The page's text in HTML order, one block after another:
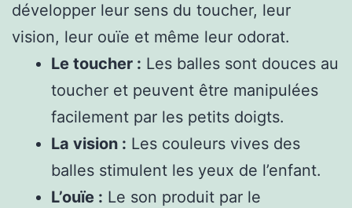
développer leur sens du toucher, leur
vision, leur ouïe et même leur odorat.
Le toucher : Les balles sont douces au
toucher et peuvent être manipulées
facilement par les petits doigts.
La vision : Les couleurs vives des
balles stimulent les yeux de l’enfant.
L’ouïe : Le son produit par le